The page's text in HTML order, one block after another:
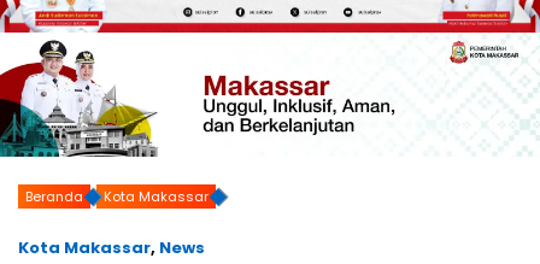
Beranda Kota Makassar
Kota Makassar, News